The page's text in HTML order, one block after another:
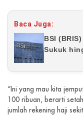
Baca Juga:
BSI
Sukuk
“Ini yang mau kita
100 ribuan, berarti
jumlah rekening haji